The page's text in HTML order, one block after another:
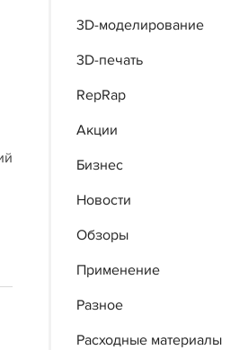
3D-моделирование
3D-печать
RepRap
Акции
Бизнес
Новости
Обзоры
Применение
Разное
Расходные материалы